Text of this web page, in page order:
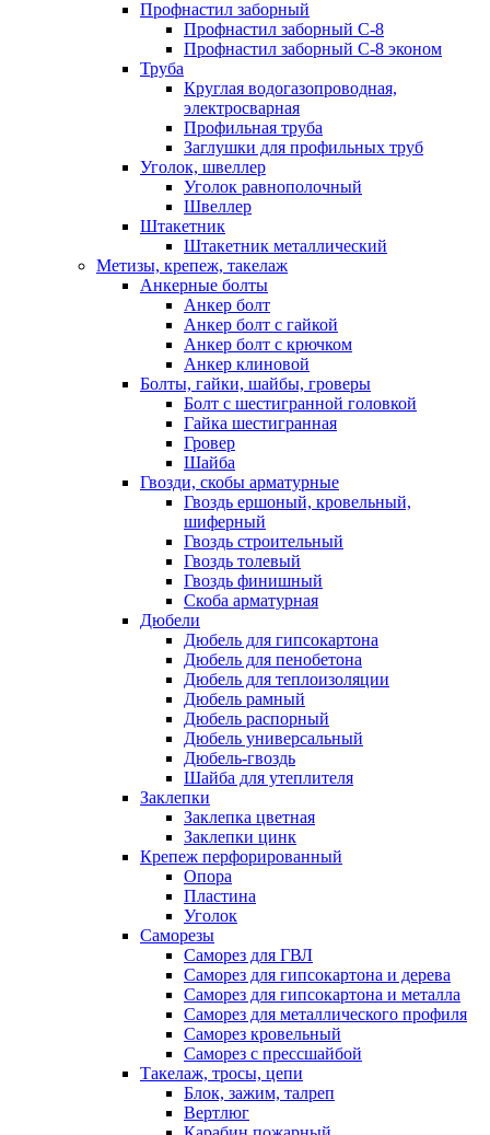
Профнастил заборный
Профнастил заборный С-8
Профнастил заборный С-8 эконом
Труба
Круглая водогазопроводная,
электросварная
Профильная труба
Заглушки для профильных труб
Уголок, швеллер
Уголок равнополочный
Швеллер
Штакетник
Штакетник металлический
Метизы, крепеж, такелаж
Анкерные болты
Анкер болт
Анкер болт с гайкой
Анкер болт с крючком
Анкер клиновой
Болты, гайки, шайбы, гроверы
Болт c шестигранной головкой
Гайка шестигранная
Гровер
Шайба
Гвозди, скобы арматурные
Гвоздь ершоный, кровельный,
шиферный
Гвоздь строительный
Гвоздь толевый
Гвоздь финишный
Скоба арматурная
Дюбели
Дюбель для гипсокартона
Дюбель для пенобетона
Дюбель для теплоизоляции
Дюбель рамный
Дюбель распорный
Дюбель универсальный
Дюбель-гвоздь
Шайба для утеплителя
Заклепки
Заклепка цветная
Заклепки цинк
Крепеж перфорированный
Опора
Пластина
Уголок
Саморезы
Саморез для ГВЛ
Саморез для гипсокартона и дерева
Саморез для гипсокартона и металла
Саморез для металлического профиля
Саморез кровельный
Саморез с прессшайбой
Такелаж, тросы, цепи
Блок, зажим, талреп
Вертлюг